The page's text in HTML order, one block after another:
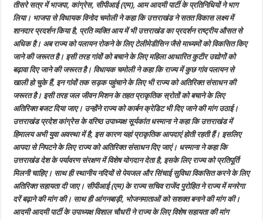
तीसरे सत्र में भाजपा, कांग्रेस, सीपीआई (एम), आम आदमी पार्टी के प्रतिनिधियों ने भाग
लिया। भाजपा से विधायक विनोद चमोली ने कहा कि उत्तराखंड ने सतत विकास लक्ष्य में
शानदार प्रदर्शन किया है, प्रति व्यक्ति आय में भी उत्तराखंड का प्रदर्शन राष्ट्रीय औसत से
अधिक है। अब राज्य को पलायन रोकने के लिए टेलीमेडीसिन जैसे माध्यमों को विकसित किए
जाने की जरूरत है। इसी तरह गांवों को बचाने के लिए महिला आधारित कुटीर उद्योगों को
बढ़ावा दिए जाने की जरूरत है। विधायक चमोली ने कहा कि राज्य में कुछ गांव पलायन से
खाली हो चुके हैं, इन गांवों तक सड़क पहुंचाने के लिए भी राज्य को अतिरिक्त संसाधन की
जरूरत है। इसी तरह जल जीवन मिशन के तहत प्राकृतिक स्रोतों को बचाने के लिए
अतिरिक्त बजट दिया जाए। उन्होंने राज्य को कार्बन क्रेडिट भी दिए जाने की मांग उठाई।
उत्तराखंड प्रदेश कांग्रेस के वरिष्ठ उपाध्यक्ष सूर्यकांत धस्माना ने कहा कि उत्तराखंड में
हिमालय अभी युवा अवस्था में है, इस कारण यहां प्राकृतिक आपदाएं होती रहती हैं। इसलिए
आपदा से निपटने के लिए राज्य को अतिरिक्त संसाधन दिए जाएं। धस्माना ने कहा कि
उत्तराखंड देश के पर्यावरण संरक्षण में विशेष योगदान देता है, इसके लिए राज्य को प्रतिपूर्ति
मिलनी चाहिए। साथ ही स्थानीय नदियों से पेयजल और सिंचाई सुविधा विकसित करने के लिए
अतिरिक्त सहायता दी जाए। सीपीआई (एम) के राज्य सचिव राजेंद पुरोहित ने राज्य में मनरेगा
दरें बढ़ाने की मांग की। साथ ही आंगनबाड़ी, भोजनमाताओं को सशक्त बनाने की मांग की।
आदमी आदमी पार्टी के उपाध्यक्ष विशाल चौधरी ने राज्य के लिए विशेष सहायता की मांग